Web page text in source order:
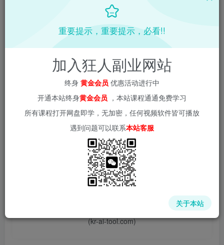
📌 1000➕互联网副业项目教程，更多网赚项目，点击以下
链接进入本站首页：
中赚网 - 分享各大收费VIP网赚项目和创业教程 - 狂人资源
(kr-ai-tool.com)
重要提示，重要提示，必看!!
加入狂人副业网站
终身 黄金会员 优惠活动进行中
开通本站终身黄金会员 ，本站课程通通免费学习
所有课程打开网盘即学，无加密，任何视频软件皆可播放
遇到问题可以联系本站客服
关于本站